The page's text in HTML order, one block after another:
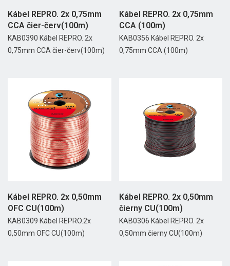
Kábel REPRO. 2x 0,75mm
CCA čier-červ(100m)
KAB0390 Kábel REPRO. 2x
0,75mm CCA čier-červ(100m)
Kábel REPRO. 2x 0,75mm
CCA (100m)
KAB0356 Kábel REPRO. 2x
0,75mm CCA (100m)
Kábel REPRO. 2x 0,50mm
OFC CU(100m)
KAB0309 Kábel REPRO.2x
0,50mm OFC CU(100m)
Kábel REPRO. 2x 0,50mm
čierny CU(100m)
KAB0306 Kábel REPRO. 2x
0,50mm čierny CU(100m)